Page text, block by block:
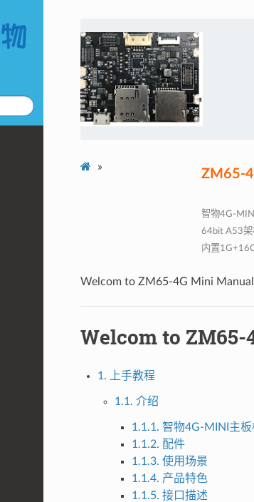
ZM65-
智物4G-
64bit A53架
内置
GLONASS)/
»
Welcom to ZM65-4G Mini Manual
Welcom to
1. 上手教程
1.1. 介绍
1.1.1. 智物4G-MINI主
1.1.2. 配件
1.1.3. 使用场景
1.1.4. 产品特色
1.1.5. 接口描述